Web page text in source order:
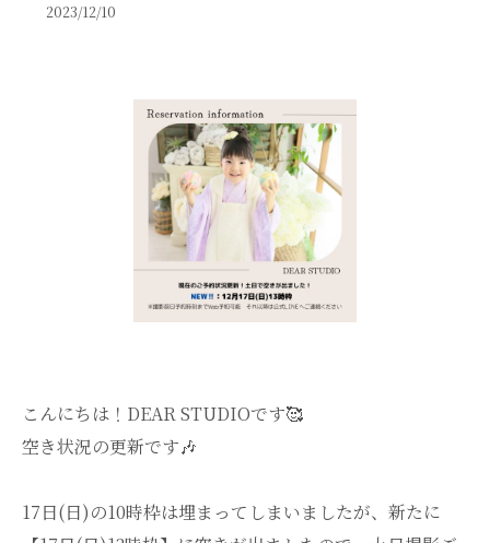
2023/12/10
こんにちは！DEAR STUDIOです🥰
空き状況の更新です🎶
17日(日)の10時枠は埋まってしまいましたが、新たに